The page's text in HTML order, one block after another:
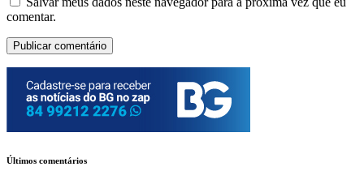
comentar.
Últimos comentários